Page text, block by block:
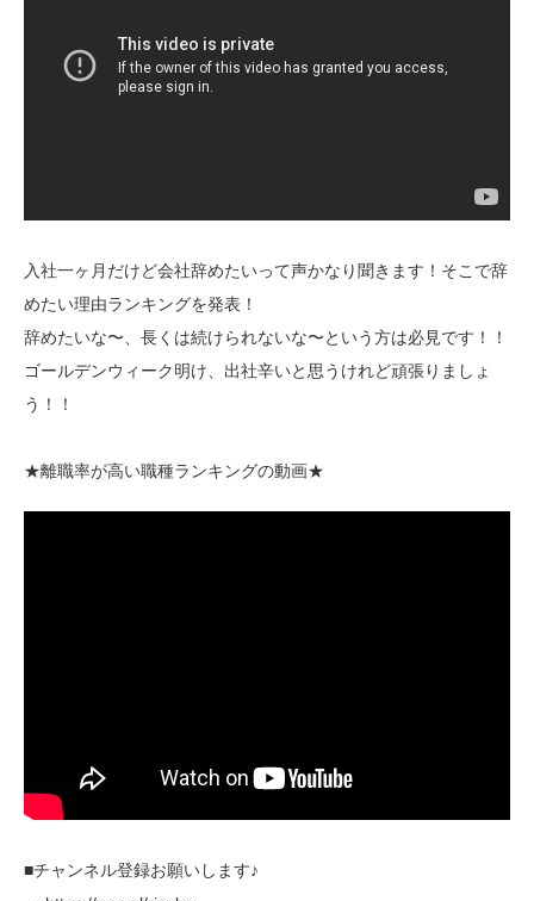
入社一ヶ月だけど会社辞めたいって声かなり聞きます！そこで辞
めたい理由ランキングを発表！
辞めたいな〜、長くは続けられないな〜という方は必見です！！
ゴールデンウィーク明け、出社辛いと思うけれど頑張りましょ
う！！
★離職率が高い職種ランキングの動画★
■チャンネル登録お願いします♪